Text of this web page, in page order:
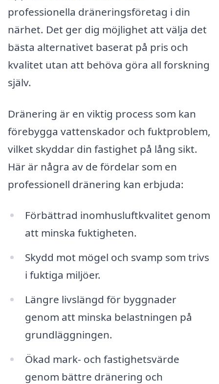
professionella dräneringsföretag i din
närhet. Det ger dig möjlighet att välja det
bästa alternativet baserat på pris och
kvalitet utan att behöva göra all forskning
själv.
Dränering är en viktig process som kan
förebygga vattenskador och fuktproblem,
vilket skyddar din fastighet på lång sikt.
Här är några av de fördelar som en
professionell dränering kan erbjuda:
Förbättrad inomhusluftkvalitet genom
att minska fuktigheten.
Skydd mot mögel och svamp som trivs
i fuktiga miljöer.
Längre livslängd för byggnader
genom att minska belastningen på
grundläggningen.
Ökad mark- och fastighetsvärde
genom bättre dränering och